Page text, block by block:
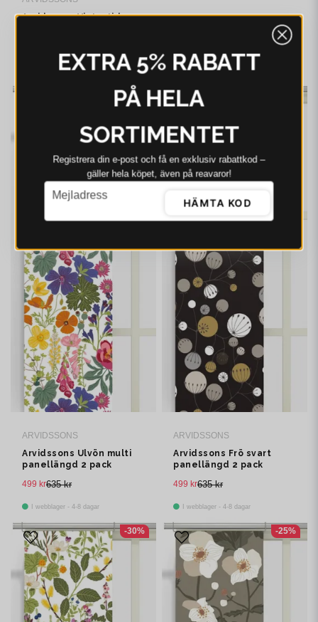
Arvidssons Vintertid
I webblager - 4-8 dagar
ARVIDSSONS
Arvidssons Ulvön multi
panellängd 2 pack
635 kr
499 kr
I webblager - 4-8 dagar
-21%
ARVIDSSONS
Arvidssons Frö svart
panellängd 2 pack
635 kr
499 kr
I webblager - 4-8 dagar
-30% -25%
EXTRA 5% RABATT
PÅ HELA
SORTIMENTET
Registrera din e‑post och få en exklusiv rabattkod –
gäller hela köpet, även på reavaror!
email
Mejladress
HÄMTA KOD